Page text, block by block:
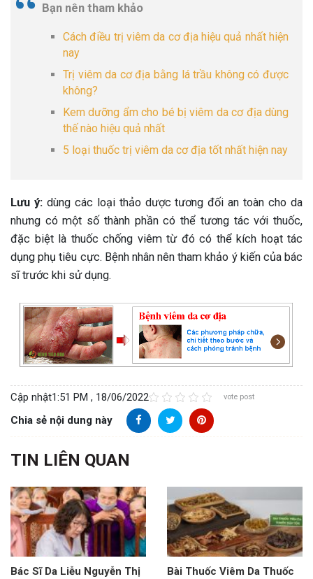
Bạn nên tham khảo
Cách điều trị viêm da cơ địa hiệu quả nhất hiện
nay
Trị viêm da cơ địa bằng lá trầu không có được
không?
Kem dưỡng ẩm cho bé bị viêm da cơ địa dùng
thế nào hiệu quả nhất
5 loại thuốc trị viêm da cơ địa tốt nhất hiện nay
Lưu ý:dùng các loại thảo dược tương đối an toàn cho da
nhưng có một số thành phần có thể tương tác với thuốc,
đặc biệt là thuốc chống viêm từ đó có thể kích hoạt tác
dụng phụ tiêu cực. Bệnh nhân nên tham khảo ý kiến của bác
sĩ trước khi sử dụng.
Cập nhật1:51 PM , 18/06/2022 vote post
Chia sẻ nội dung này
TIN LIÊN QUAN
Bác Sĩ Da Liễu Nguyễn Thị
Bài Thuốc Viêm Da Thuốc